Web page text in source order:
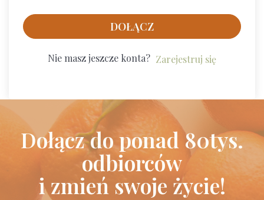
DOŁĄCZ
Nie masz jeszcze konta? Zarejestruj się
Dołącz do ponad 80tys.
odbiorców
i zmień swoje życie!